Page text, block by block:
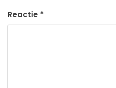
Reactie *